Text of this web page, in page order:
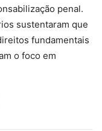
penal.
sustentaram que
fundamentais
o foco em